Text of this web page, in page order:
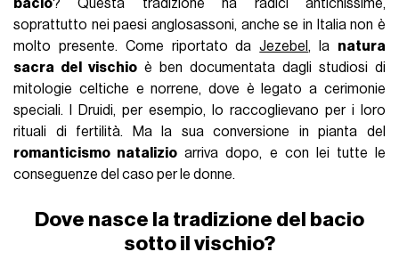
bacio? Questa tradizione ha radici antichissime,
soprattutto nei paesi anglosassoni, anche se in Italia non è
molto presente. Come riportato daJezebel , la natura
sacra del vischio è ben documentata dagli studiosi di
mitologie celtiche e norrene, dove è legato a cerimonie
speciali. I Druidi, per esempio, lo raccoglievano per i loro
rituali di fertilità. Ma la sua conversione in pianta del
romanticismo natalizio arriva dopo, e con lei tutte le
conseguenze del caso per le donne.
Dove nasce la tradizione del bacio
sotto il vischio?